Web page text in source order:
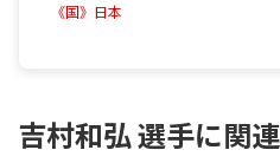
《国》日本
吉村和弘 選手に関